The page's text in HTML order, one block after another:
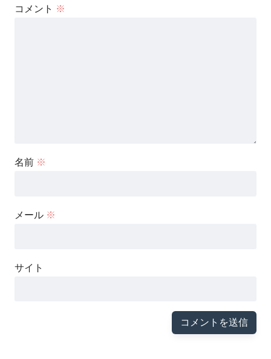
コメント ※
名前 ※
メール ※
サイト